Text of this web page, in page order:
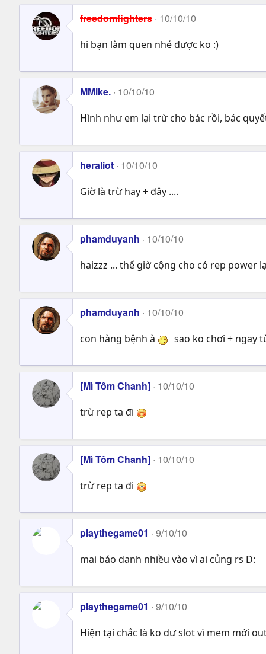
freedomfighters 10/10/10
hi bạn làm quen nhé được ko :)
MMike. 10/10/10
Hình như em lại trừ cho bác rồi, bác
heraliot 10/10/10
Giờ là trừ hay + đây ....
phamduyanh 10/10/10
haizzz ... thế giờ cộng cho có rep power
phamduyanh 10/10/10
con hàng bệnh à sao ko chơi + ngay
[Mì Tôm Chanh] 10/10/10
trừ rep ta đi
[Mì Tôm Chanh] 10/10/10
trừ rep ta đi
playthegame01 9/10/10
mai báo danh nhiều vào vì ai củng rs D:
playthegame01 9/10/10
Hiện tại chắc là ko dư slot vì mem mới